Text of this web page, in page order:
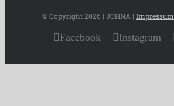
© Copyright2026 | JOHNA | Impressum
Facebook Instagram